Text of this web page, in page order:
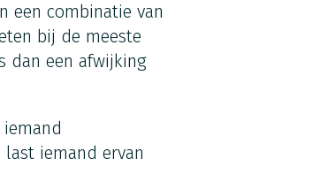
een combinatie van
bij de meeste
dan een afwijking
iemand ervan